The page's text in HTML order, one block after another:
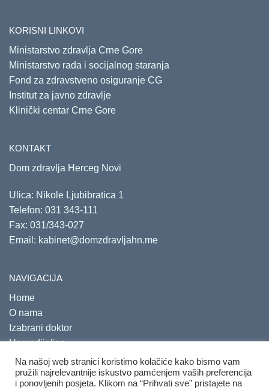
KORISNI LINKOVI
Ministarstvo zdravlja Crne Gore
Ministarstvo rada i socijalnog staranja
Fond za zdravstveno osiguranje CG
Institut za javno zdravlje
Klinički centar Crne Gore
KONTAKT
Dom zdravlja Herceg Novi
Ulica: Nikole Ljubibratica 1
Telefon: 031 343-111
Fax: 031/343-027
Email: kabinet@domzdravljahn.me
NAVIGACIJA
Home
O nama
Izabrani doktor
Hemodijaliza
Savjetovališta
Na našoj web stranici koristimo kolačiće kako bismo vam
pružili najrelevantnije iskustvo pamćenjem vaših preferencija
i ponovljenih posjeta. Klikom na “Prihvati sve” pristajete na